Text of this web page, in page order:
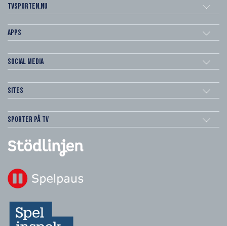
Tvsporten.nu
Apps
Social Media
Sites
Sporter på TV